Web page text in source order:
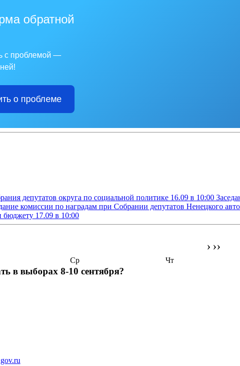
обратной
с проблемой —
о проблеме
депутатов округа по социальной политике 16.09 в 10:00
комиссии по наградам при Собрании депутатов Ненецкого
бюджету 17.09 в 10:00
› ››
Ср Чт
в выборах 8-10 сентября?